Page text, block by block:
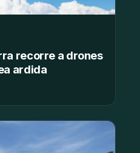
recorre a drones
ardida